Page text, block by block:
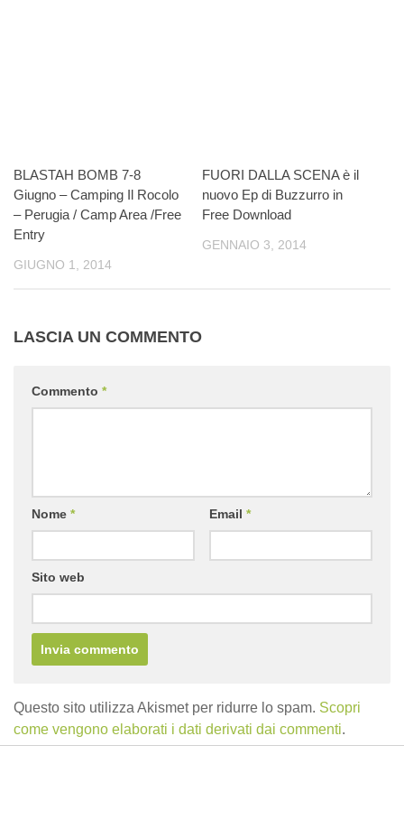
BLASTAH BOMB 7-8
Giugno – Camping Il Rocolo
– Perugia / Camp Area /Free
Entry
GIUGNO 1, 2014
FUORI DALLA SCENA è il
nuovo Ep di Buzzurro in
Free Download
GENNAIO 3, 2014
LASCIA UN COMMENTO
Commento *
Nome * Email *
Sito web
Questo sito utilizza Akismet per ridurre lo spam. Scopri
come vengono elaborati i dati derivati dai commenti.